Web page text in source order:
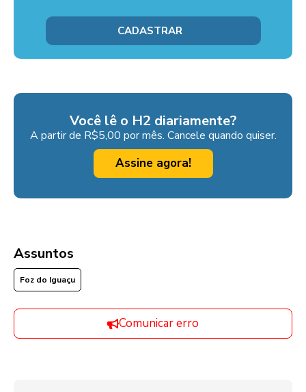
Você lê o H2 diariamente?
A partir de R$5,00 por mês. Cancele quando quiser.
Assine agora!
Assuntos
Foz do Iguaçu
Comunicar erro